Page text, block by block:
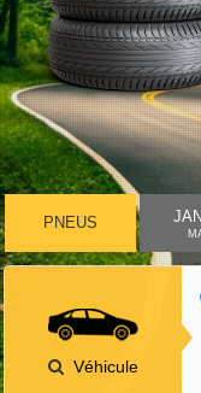
PNEUS
Véhicule